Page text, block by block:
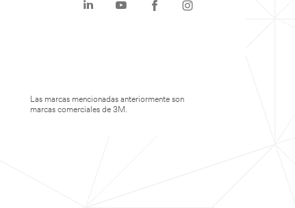
Las marcas mencionadas anteriormente son
marcas comerciales de 3M.